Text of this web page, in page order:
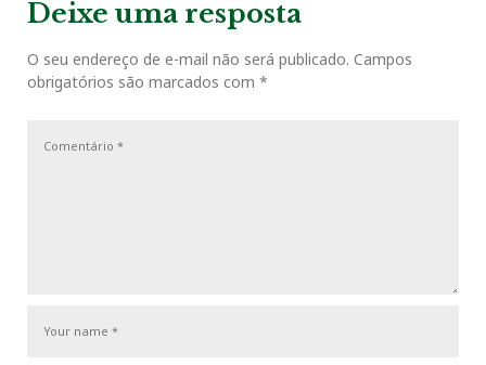
Deixe uma resposta
O seu endereço de e-mail não será publicado. Campos
obrigatórios são marcados com *